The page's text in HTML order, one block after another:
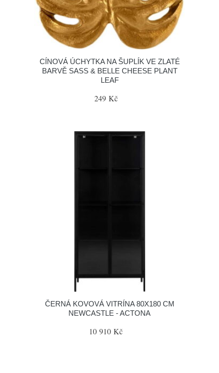
CÍNOVÁ ÚCHYTKA NA ŠUPLÍK VE ZLATÉ
BARVĚ SASS & BELLE CHEESE PLANT
LEAF
249 Kč
ČERNÁ KOVOVÁ VITRÍNA 80X180 CM
NEWCASTLE - ACTONA
10 910 Kč